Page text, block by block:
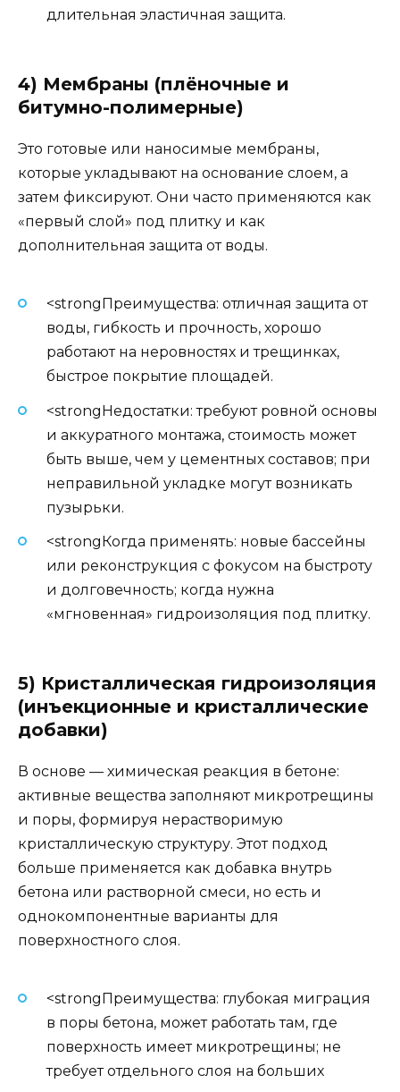
длительная эластичная защита.
4) Мембраны (плёночные и
битумно-полимерные)
Это готовые или наносимые мембраны,
которые укладывают на основание слоем, а
затем фиксируют. Они часто применяются как
«первый слой» под плитку и как
дополнительная защита от воды.
<strongПреимущества: отличная защита от
воды, гибкость и прочность, хорошо
работают на неровностях и трещинках,
быстрое покрытие площадей.
<strongНедостатки: требуют ровной основы
и аккуратного монтажа, стоимость может
быть выше, чем у цементных составов; при
неправильной укладке могут возникать
пузырьки.
<strongКогда применять: новые бассейны
или реконструкция с фокусом на быстроту
и долговечность; когда нужна
«мгновенная» гидроизоляция под плитку.
5) Кристаллическая гидроизоляция
(инъекционные и кристаллические
добавки)
В основе — химическая реакция в бетоне:
активные вещества заполняют микротрещины
и поры, формируя нерастворимую
кристаллическую структуру. Этот подход
больше применяется как добавка внутрь
бетона или растворной смеси, но есть и
однокомпонентные варианты для
поверхностного слоя.
<strongПреимущества: глубокая миграция
в поры бетона, может работать там, где
поверхность имеет микротрещины; не
требует отдельного слоя на больших